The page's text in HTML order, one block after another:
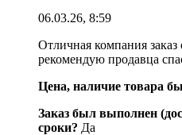
06.03.26, 8:59
Отличная компания заказ
рекомендую продавца
Цена, наличие товара
Заказ был выполнен
сроки? Да